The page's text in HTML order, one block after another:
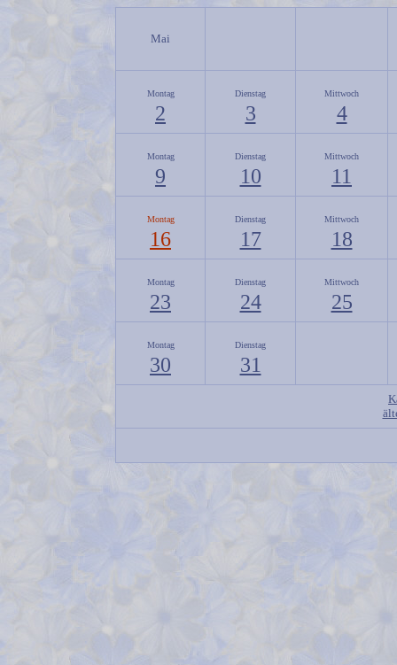
Mai
Montag
2
Dienstag
3
Mittwoch
4
Montag
9
Dienstag
10
Mittwoch
11
Montag
16
Dienstag
17
Mittwoch
18
Montag
23
Dienstag
24
Mittwoch
25
Montag
30
Dienstag
31